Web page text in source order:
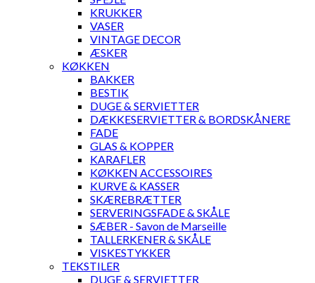
KRUKKER
VASER
VINTAGE DECOR
ÆSKER
KØKKEN
BAKKER
BESTIK
DUGE & SERVIETTER
DÆKKESERVIETTER & BORDSKÅNERE
FADE
GLAS & KOPPER
KARAFLER
KØKKEN ACCESSOIRES
KURVE & KASSER
SKÆREBRÆTTER
SERVERINGSFADE & SKÅLE
SÆBER - Savon de Marseille
TALLERKENER & SKÅLE
VISKESTYKKER
TEKSTILER
DUGE & SERVIETTER